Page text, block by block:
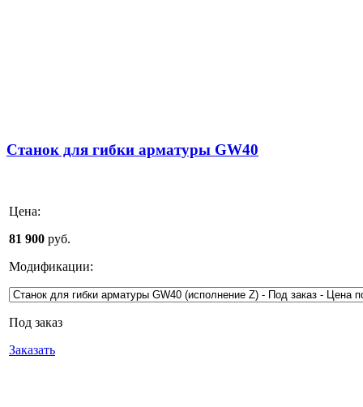
Станок для гибки арматуры GW40
Цена:
81 900 руб.
Модификации:
Под заказ
Заказать